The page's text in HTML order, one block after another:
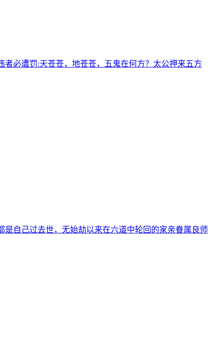
必遭罚:天苍苍，地苍苍，五鬼在何方？太公押来五方
自己过去世，无始劫以来在六道中轮回的家亲眷属良师